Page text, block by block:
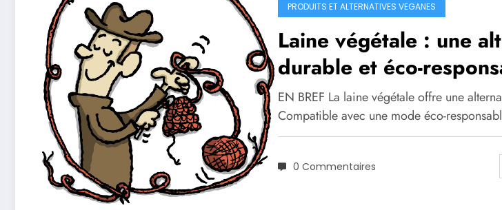
PRODUITS ET ALTERNATIVES VEGANES
Laine végétale : une
durable et éco-
EN BREF La laine végétale offre une
Compatible avec une mode éco-
0 Commentaires